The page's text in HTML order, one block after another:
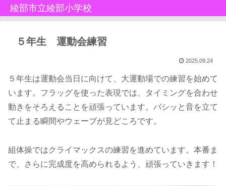
綾部市立綾部小学校
５年生 運動会練習
2025.09.24
５年生は運動会当日に向けて、大運動場での練習を始めて
います。フラッグを使った表現では、タイミングを合わせ
動きをそろえることを頑張っています。バシッと音を立て
て止まる瞬間やウェーブが見どころです。
組体操ではクライマックスの練習を進めています。本番ま
で、さらに完成度を高められるよう、頑張っていきます！